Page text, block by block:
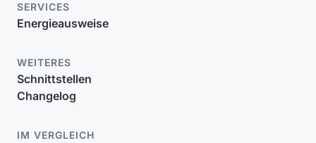
SERVICES
Energieausweise
WEITERES
Schnittstellen
Changelog
IM VERGLEICH